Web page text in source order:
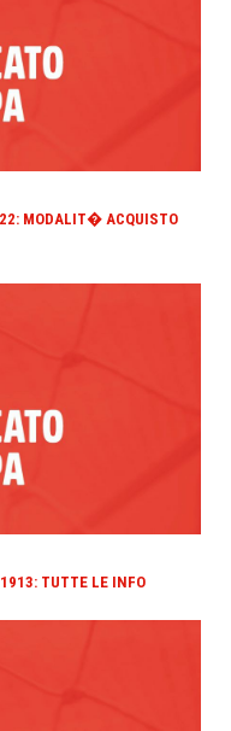
MODALIT� ACQUISTO
TUTTE LE INFO